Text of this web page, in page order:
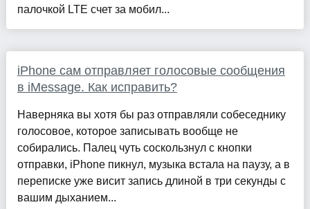
палочкой LTE счет за мобил...
iPhone сам отправляет голосовые сообщения
в iMessage. Как исправить?
Наверняка вы хотя бы раз отправляли собеседнику
голосовое, которое записывать вообще не
собирались. Палец чуть соскользнул с кнопки
отправки, iPhone пикнул, музыка встала на паузу, а в
переписке уже висит запись длиной в три секунды с
вашим дыханием...